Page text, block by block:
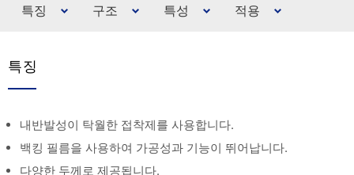
특징 구조 특성 적용
특징
내반발성이 탁월한 접착제를 사용합니다.
백킹 필름을 사용하여 가공성과 기능이 뛰어납니다.
다양한 두께로 제공됩니다.